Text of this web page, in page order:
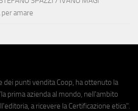
per amare
dei punti vendita Coop, ha ottenuto la
prima azienda al mondo, nell'ambito
a ricevere la Certificazione etica".